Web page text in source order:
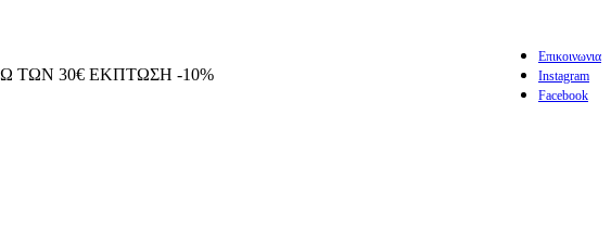
ΤΩΝ 30€ ΕΚΠΤΩΣΗ -10%
Επικοινωνια
Instagram
Facebook